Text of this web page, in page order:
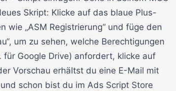
Skript: Klicke auf das blaue Plus-
wie „ASM Registrierung“ und füge den
um zu sehen, welche Berechtigungen
Google Drive) anfordert, klicke auf
Vorschau erhältst du eine E-Mail mit
schon bist du im Ads Script Store